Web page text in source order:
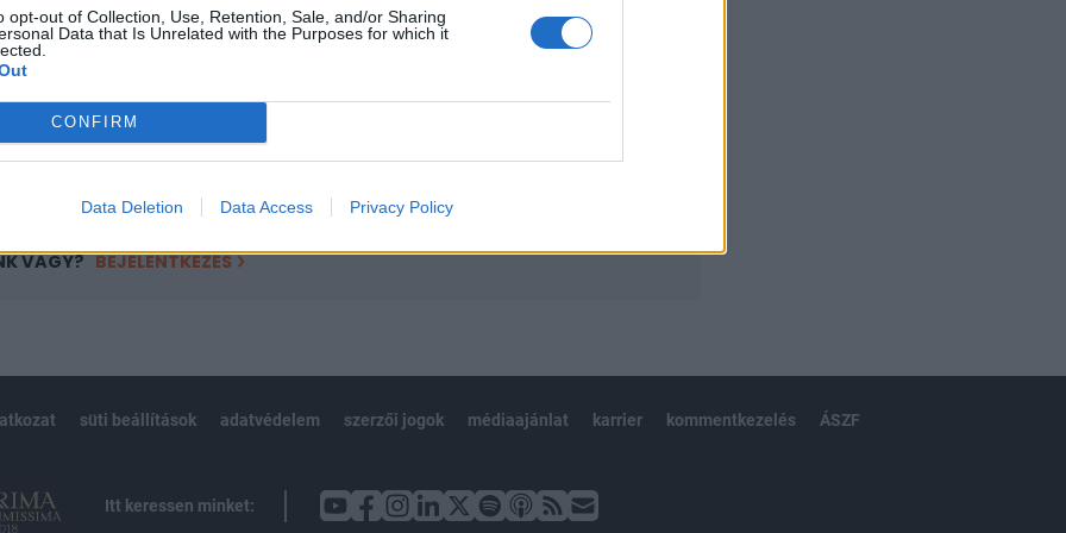
opt-out of Collection, Use, Retention, Sale, and/or Sharing
Data that Is Unrelated with the Purposes for which it
CONFIRM
Data Deletion Data Access Privacy Policy
tartalmazza:
cikkarchívum
elmúlt 2 év napon belüli
VAGY? BEJELENTKEZÉS
süti beállítások adatvédelem szerzői jogok médiaajánlat karrier kommentkezelés ÁSZF
Itt keressen minket: